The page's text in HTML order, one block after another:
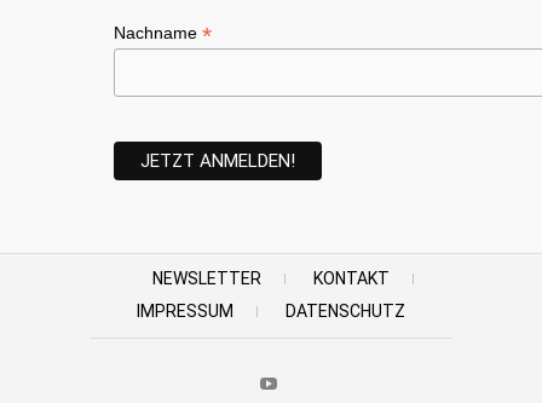
Nachname *
NEWSLETTER
KONTAKT
IMPRESSUM
DATENSCHUTZ
Youtube